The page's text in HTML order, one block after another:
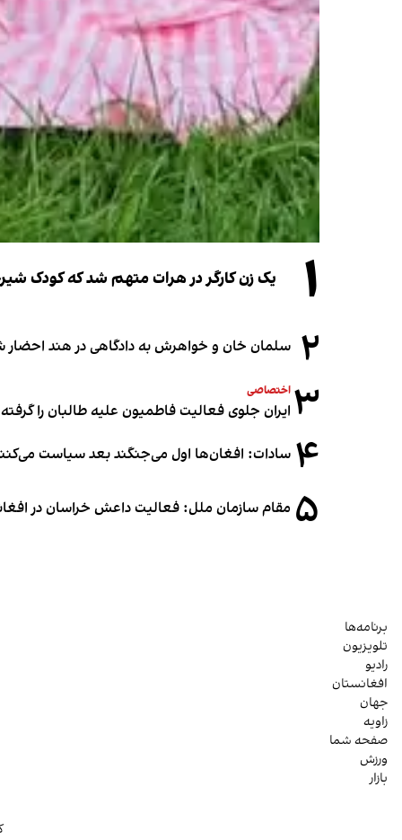
۱ یک زن کارگر در هرات متهم شد که کودک
۲ سلمان خان و خواهرش به دادگاهی در هند احضار
۳ اختصاصی
ایران جلوی فعالیت فاطمیون علیه طالبان را
۴ سادات: افغان‌ها اول می‌جنگند بعد سیاست
۵ مقام سازمان ملل: فعالیت داعش خراسان در
برنامه‌ها
تلویزیون
رادیو
افغانستان
جهان
زاویه
صفحه شما
ورزش
بازار